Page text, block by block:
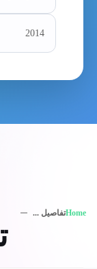
2014
Homeتفاصيل ...